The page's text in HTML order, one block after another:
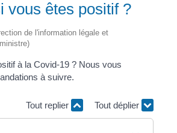
vous êtes positif ?
de l'information légale et
à la Covid-19 ? Nous vous
à suivre.
Tout replier Tout déplier